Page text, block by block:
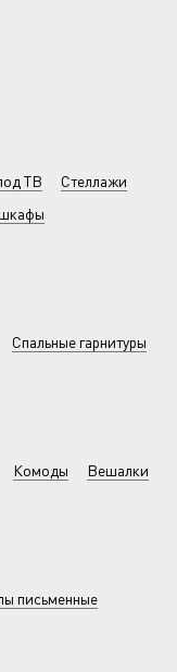
ТВ
Стеллажи
Спальные гарнитуры
Комоды
Вешалки
письменные